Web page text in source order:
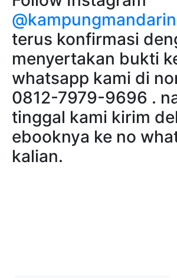
terus konfirmasi
menyertakan bukti
whatsapp kami di
0812-7979-9696 .
tinggal kami kirim
ebooknya ke no
kalian.